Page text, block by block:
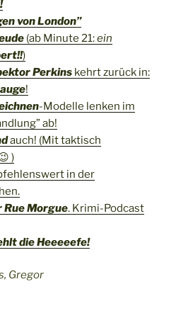
von London”
(ab Minute 21:ein
)
Perkins kehrt zurück in:
!
-Modelle lenken im
ab!
auch! (Mit taktisch
)
in der
Rue Morgue. Krimi-Podcast
die Heeeeefe!
Gregor